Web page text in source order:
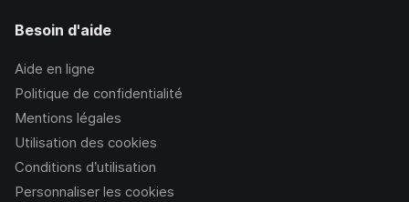
Besoin d'aide
Aide en ligne
Politique de confidentialité
Mentions légales
Utilisation des cookies
Conditions d’utilisation
Personnaliser les cookies